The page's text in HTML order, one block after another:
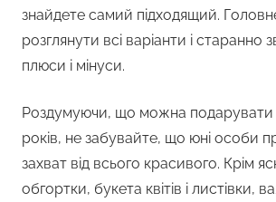
знайдете самий підходящий.
розглянути всі варіанти і старанно
плюси і мінуси.
Роздумуючи, що можна подарувати
років, не забувайте, що юні особи
захват від всього красивого. Крім
обгортки, букета квітів і листівки,